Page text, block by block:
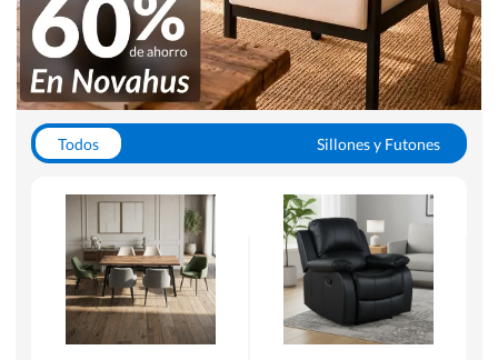
Todos
Sillones y Futones
Escritorios y Sillas PC
Racks y Muebles TV
Alfombras